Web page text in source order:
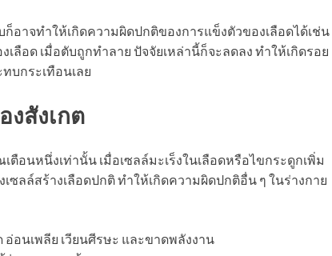
อาจทำให้เกิดความผิดปกติของการแข็งตัวของเลือดได้เช่น
ลือด เมื่อตับถูกทำลาย ปัจจัยเหล่านี้ก็จะลดลง ทำให้เกิดรอย
บกระเทือนเลย
สังเกต
อนหนึ่งเท่านั้น เมื่อเซลล์มะเร็งในเลือดหรือไขกระดูกเพิ่ม
ซลล์สร้างเลือดปกติ ทำให้เกิดความผิดปกติอื่น ๆ ในร่างกาย
อนเพลีย เวียนศีรษะ และขาดพลังงาน